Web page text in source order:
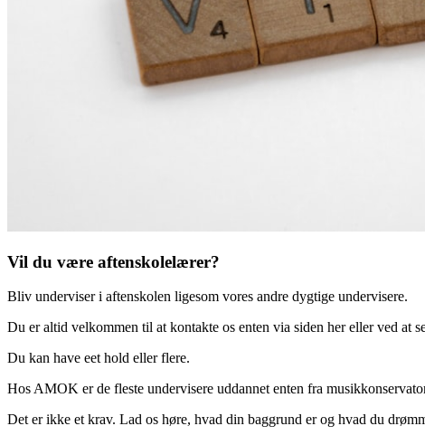
Vil du være aftenskolelærer?
Bliv underviser i aftenskolen ligesom vores andre dygtige undervisere.
Du er altid velkommen til at kontakte os enten via siden her eller ved at
Du kan have eet hold eller flere.
Hos AMOK er de fleste undervisere uddannet enten fra
Det er ikke et krav. Lad os høre, hvad din baggrund er og hvad du